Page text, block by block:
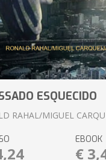
ESQUECIDO
RAHAL/MIGUEL
EBOOK
€